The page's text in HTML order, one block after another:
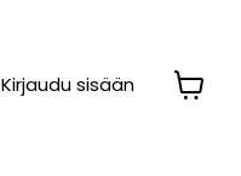
Kirjaudu sisään
Katso